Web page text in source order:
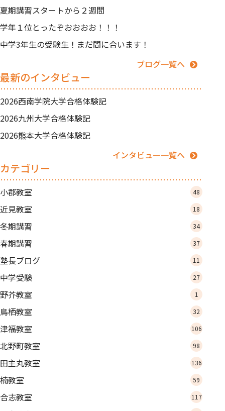
夏期講習スタートから２週間
学年１位とったぞおおおお！！！
中学3年生の受験生！まだ間に合います！
ブログ一覧へ
最新のインタビュー
2026西南学院大学合格体験記
2026九州大学合格体験記
2026熊本大学合格体験記
インタビュー一覧へ
カテゴリー
小郡教室 48
近見教室 18
冬期講習 34
春期講習 37
塾長ブログ 11
中学受験 27
野芥教室 1
鳥栖教室 32
津福教室 106
北野町教室 98
田主丸教室 136
楠教室 59
合志教室 117